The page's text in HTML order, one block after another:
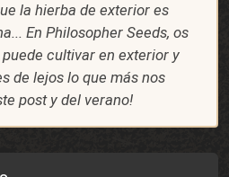
la hierba de exterior es
En Philosopher Seeds, os
cultivar en exterior y
de lejos lo que más nos
post y del verano!